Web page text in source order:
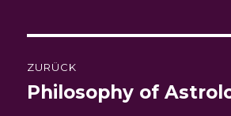
ZURÜCK
Vorheriger
Philosophy of